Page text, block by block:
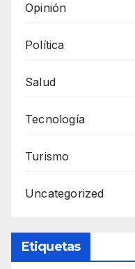
Opinión
Política
Salud
Tecnología
Turismo
Uncategorized
Etiquetas